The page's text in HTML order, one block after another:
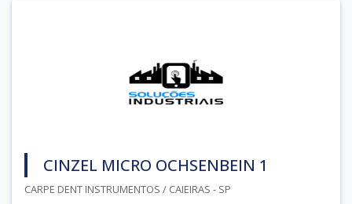
CINZEL MICRO OCHSENBEIN 1
CARPE DENT INSTRUMENTOS / CAIEIRAS - SP